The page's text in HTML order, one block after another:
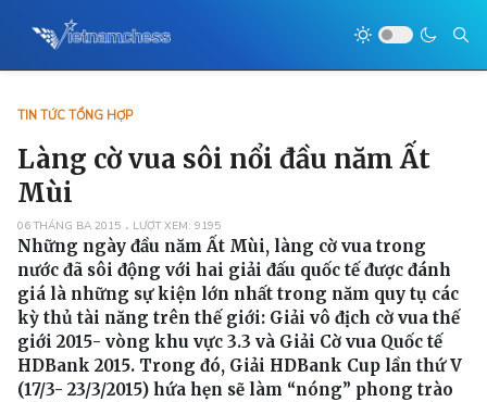
TIN TỨC TỔNG HỢP
Làng cờ vua sôi nổi đầu năm Ất
Mùi
06 THÁNG BA 2015 LƯỢT XEM: 9195
Những ngày đầu năm Ất Mùi, làng cờ vua trong
nước đã sôi động với hai giải đấu quốc tế được đánh
giá là những sự kiện lớn nhất trong năm quy tụ các
kỳ thủ tài năng trên thế giới: Giải vô địch cờ vua thế
giới 2015- vòng khu vực 3.3 và Giải Cờ vua Quốc tế
HDBank 2015. Trong đó, Giải HDBank Cup lần thứ V
(17/3- 23/3/2015) hứa hẹn sẽ làm “nóng” phong trào